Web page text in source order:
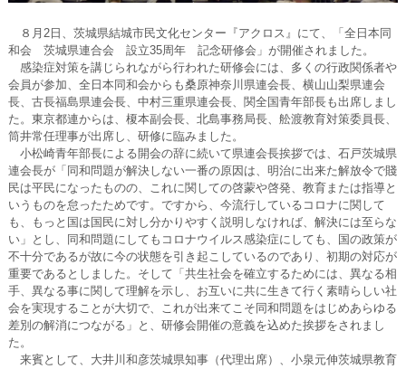
８月2日、茨城県結城市民文化センター『アクロス』にて、「全日本同
和会 茨城県連合会 設立35周年 記念研修会」が開催されました。
感染症対策を講じられながら行われた研修会には、多くの行政関係者や
会員が参加、全日本同和会からも桑原神奈川県連会長、横山山梨県連会
長、古長福島県連会長、中村三重県連会長、関全国青年部長も出席しまし
た。東京都連からは、榎本副会長、北島事務局長、舩渡教育対策委員長、
筒井常任理事が出席し、研修に臨みました。
小松崎青年部長による開会の辞に続いて県連会長挨拶では、石戸茨城県
連会長が「同和問題が解決しない一番の原因は、明治に出来た解放令で賤
民は平民になったものの、これに関しての啓蒙や啓発、教育または指導と
いうものを怠ったためです。ですから、今流行しているコロナに関して
も、もっと国は国民に対し分かりやすく説明しなければ、解決には至らな
い」とし、同和問題にしてもコロナウイルス感染症にしても、国の政策が
不十分であるが故に今の状態を引き起こしているのであり、初期の対応が
重要であるとしました。そして「共生社会を確立するためには、異なる相
手、異なる事に関して理解を示し、お互いに共に生きて行く素晴らしい社
会を実現することが大切で、これが出来てこそ同和問題をはじめあらゆる
差別の解消につながる」と、研修会開催の意義を込めた挨拶をされまし
た。
来賓として、大井川和彦茨城県知事（代理出席）、小泉元伸茨城県教育